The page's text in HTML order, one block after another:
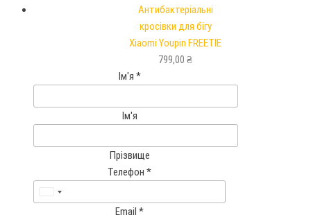
Антибактеріальні
кросівки для бігу
Xiaomi Youpin FREETIE
799,00₴
Ім'я *
Ім'я
Прізвище
Телефон *
Email *